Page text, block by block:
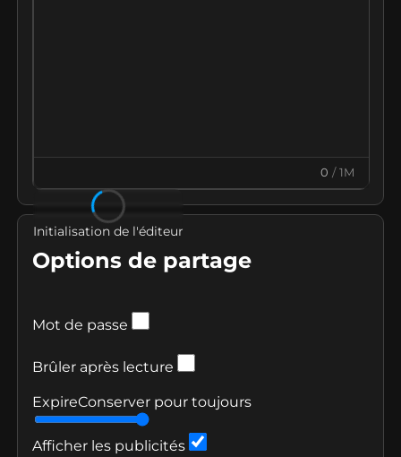
0 / 1M
Initialisation de l'éditeur
Options de partage
Mot de passe
Brûler après lecture
ExpireConserver pour toujours
Afficher les publicités